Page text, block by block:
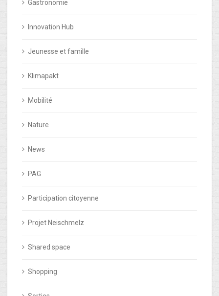
Gastronomie
Innovation Hub
Jeunesse et famille
Klimapakt
Mobilité
Nature
News
PAG
Participation citoyenne
Projet Neischmelz
Shared space
Shopping